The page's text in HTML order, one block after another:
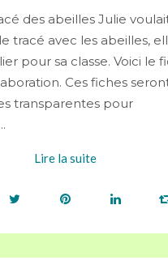
des abeilles Julie
tracé avec les abeilles,
pour sa classe. Voici le
Ces fiches
transparentes pour
Lire la suite